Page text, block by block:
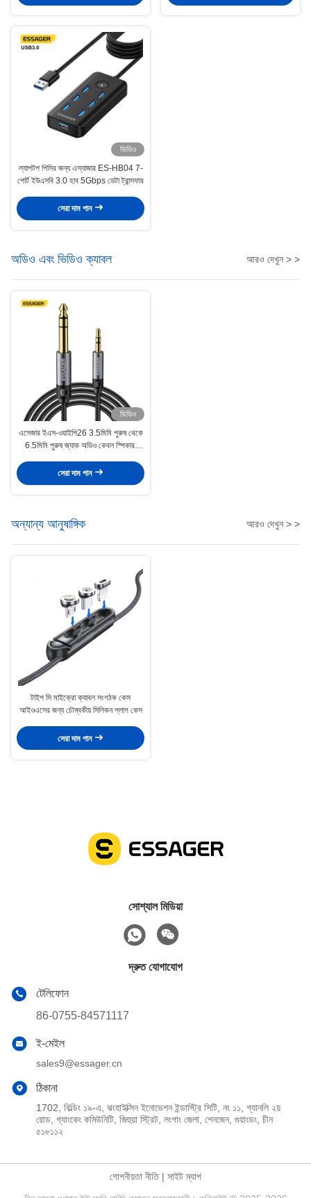
ভিডিও
ল্যাপটপ পিসির জন্য এস্যাজার ES-HB04 7-
পোর্ট ইউএসবি 3.0 হাব 5Gbps ডেটা ট্রান্সফার
সেরা দাম পান
অডিও এবং ভিডিও ক্যাবল আরও দেখুন > >
ভিডিও
এসেজার ইএস-ওয়াইপি26 3.5মিমি পুরুষ থেকে
6.5মিমি পুরুষ জ্যাক অডিও কেবল স্পিকার,
সেরা দাম পান
অন্যান্য আনুষাঙ্গিক আরও দেখুন > >
টাইপ সি মাইক্রো ক্যাবল সংগঠক কেস
আইওএসের জন্য চৌম্বকীয় সিলিকন প্লাগ কেস
সেরা দাম পান
সোশ্যাল মিডিয়া
দ্রুত যোগাযোগ
টেলিফোন
86-0755-84571117
ই-মেইল
sales9@essager.cn
ঠিকানা
1702, বিল্ডিং ১৯-এ, ঝংহাইক্সিন ইনোভেশন ইন্ডাস্ট্রি সিটি, নং ১১, গ্যানলি ২য়
রোড, গ্যাংকেং কমিউনিটি, জিহুয়া স্ট্রিট, লংগাং জেলা, শেনজেন, গুয়াংডং, চীন
৫১৮১১২
গোপনীয়তা নীতি| সাইট ম্যাপ